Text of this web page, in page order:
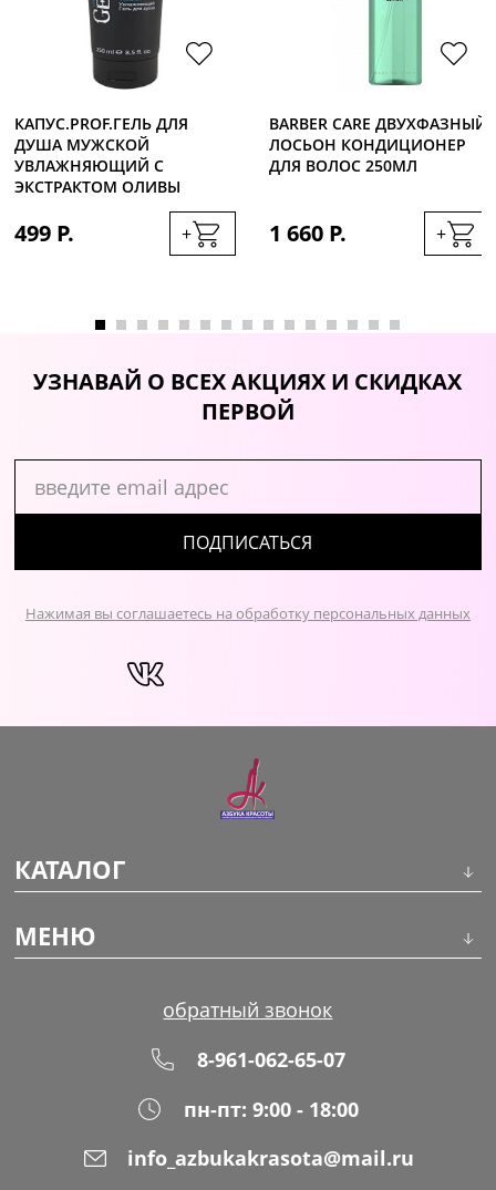
КАПУС.PROF.ГЕЛЬ ДЛЯ
ДУША МУЖСКОЙ
УВЛАЖНЯЮЩИЙ С
ЭКСТРАКТОМ ОЛИВЫ
499 Р. +
BARBER CARE ДВУХФАЗНЫЙ
ЛОСЬОН КОНДИЦИОНЕР
ДЛЯ ВОЛОС 250МЛ
1 660 Р. +
УЗНАВАЙ О ВСЕХ АКЦИЯХ И СКИДКАХ
ПЕРВОЙ
ПОДПИСАТЬСЯ
Нажимая вы соглашаетесь на обработку персональных данных
КАТАЛОГ
Макияж
МЕНЮ
Оплата
обратный звонок
8-961-062-65-07
пн-пт: 9:00 - 18:00
info_azbukakrasota@mail.ru